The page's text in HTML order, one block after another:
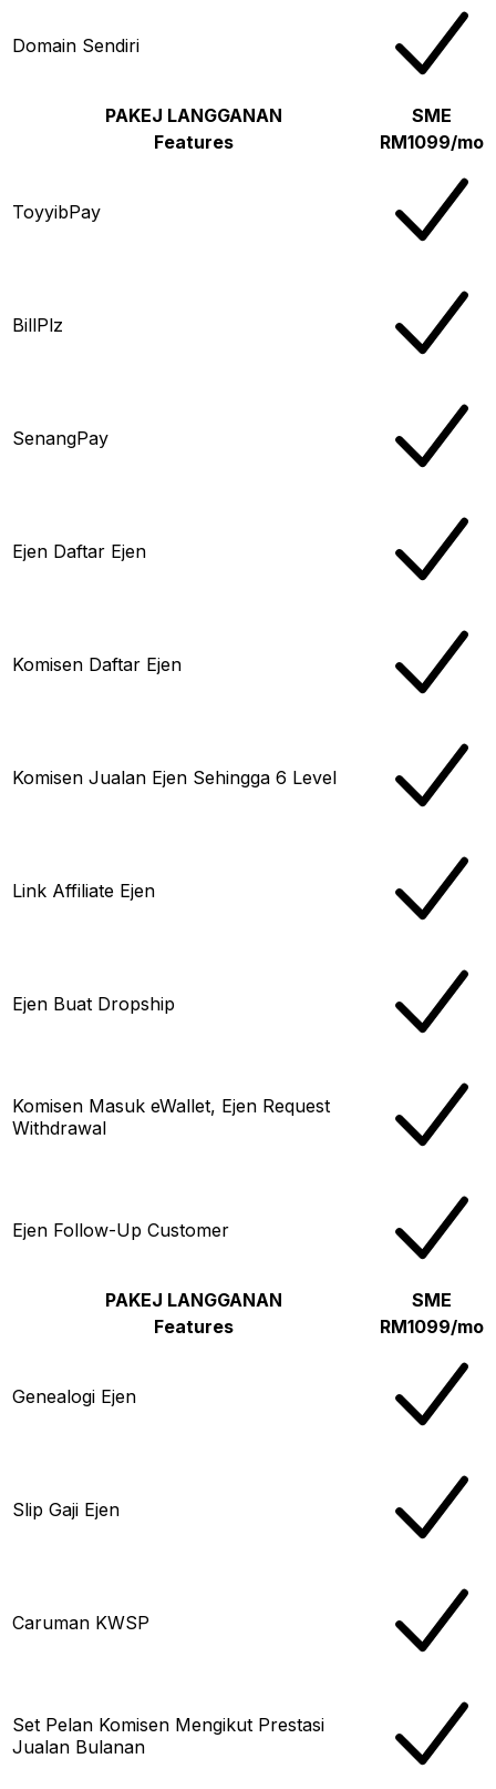
Domain Sendiri
PAKEJ LANGGANAN
SME
Features
RM1099/mo
ToyyibPay
BillPlz
SenangPay
Ejen Daftar Ejen
Komisen Daftar Ejen
Komisen Jualan Ejen Sehingga 6 Level
Link Affiliate Ejen
Ejen Buat Dropship
Komisen Masuk eWallet, Ejen Request
Withdrawal
Ejen Follow-Up Customer
PAKEJ LANGGANAN
SME
Features
RM1099/mo
Genealogi Ejen
Slip Gaji Ejen
Caruman KWSP
Set Pelan Komisen Mengikut Prestasi
Jualan Bulanan